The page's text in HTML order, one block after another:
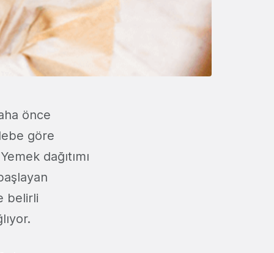
önce
göre
dağıtımı
belirli